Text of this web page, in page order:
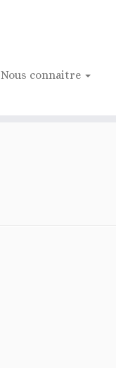
Nous connaitre